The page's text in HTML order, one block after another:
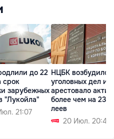
до 22
срок
зарубежных
"Лукойла"
21:07
НЦБК возбудило
уголовных дел и
арестовало
более чем на 236
леев
20 Июл. 20:43